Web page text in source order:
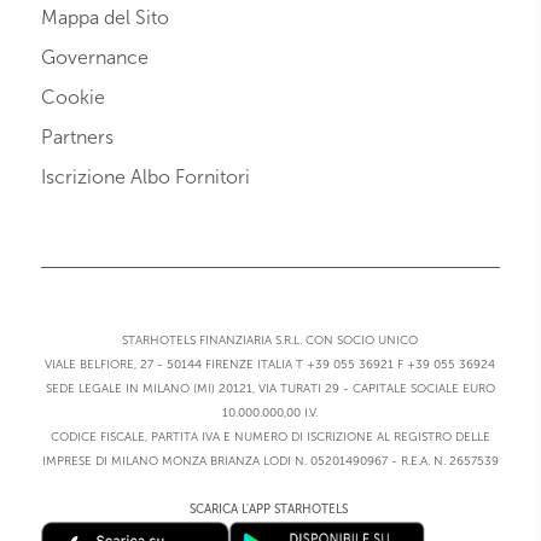
Mappa del Sito
Governance
Cookie
Partners
Iscrizione Albo Fornitori
STARHOTELS FINANZIARIA S.R.L. CON SOCIO UNICO
VIALE BELFIORE, 27 - 50144 FIRENZE ITALIA T +39 055 36921 F +39 055 36924
SEDE LEGALE IN MILANO (MI) 20121, VIA TURATI 29 - CAPITALE SOCIALE EURO
10.000.000,00 I.V.
CODICE FISCALE, PARTITA IVA E NUMERO DI ISCRIZIONE AL REGISTRO DELLE
IMPRESE DI MILANO MONZA BRIANZA LODI N. 05201490967 - R.E.A. N. 2657539
SCARICA L'APP STARHOTELS